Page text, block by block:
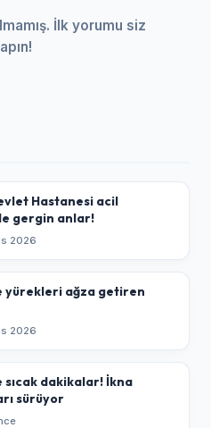
İlk yorumu siz
Hastanesi acil
gergin anlar!
2026
yürekleri ağza getiren
2026
sıcak dakikalar! İkna
sürüyor